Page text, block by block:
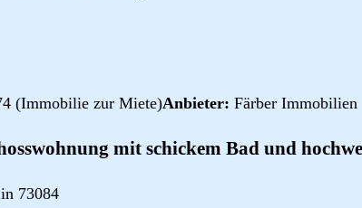
(Immobilie zur Miete)Anbieter: Färber Immobilien
mit schickem Bad und
73084